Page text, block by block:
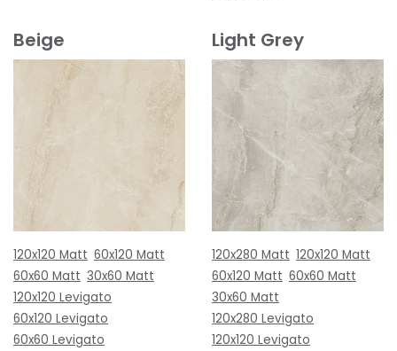
Beige
120x120 Matt 60x120 Matt
60x60 Matt 30x60 Matt
120x120 Levigato
60x120 Levigato
60x60 Levigato
Light Grey
120x280 Matt 120x120 Matt
60x120 Matt 60x60 Matt
30x60 Matt
120x280 Levigato
120x120 Levigato